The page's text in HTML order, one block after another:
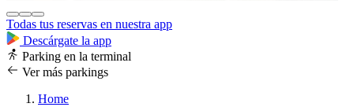
Todas tus reservas en nuestra app
Descárgate la app
Parking en la terminal
Ver más parkings
Home